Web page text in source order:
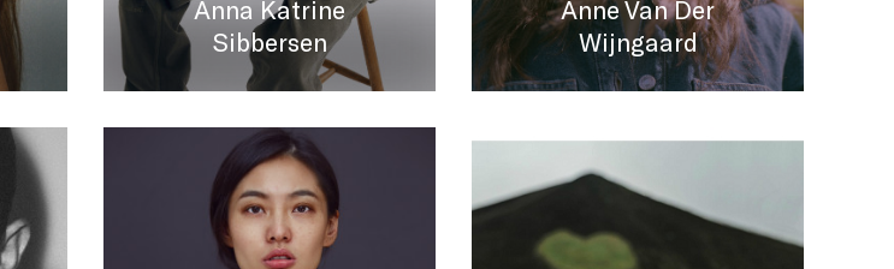
Anna Katrine
Sibbersen
Anne Van Der
Wijngaard